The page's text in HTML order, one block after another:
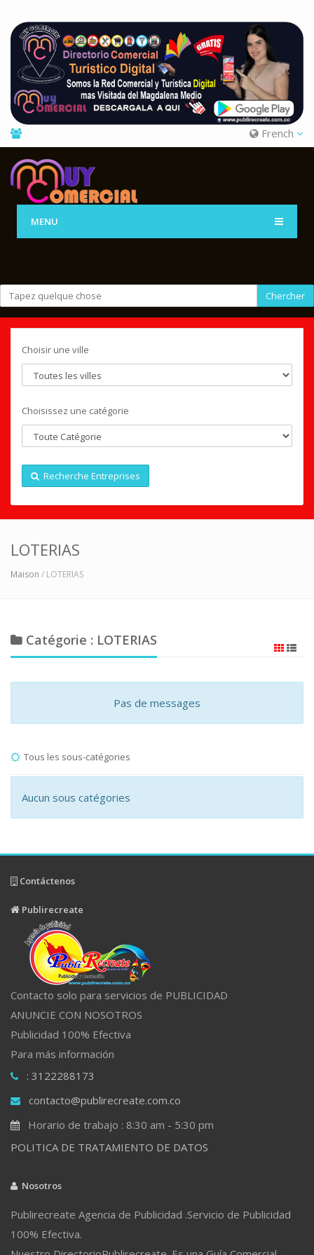
French
MENU
Chercher
Choisir une ville
Choisissez une catégorie
Recherche Entreprises
LOTERIAS
Maison / LOTERIAS
Catégorie : LOTERIAS
Pas de messages
Tous les sous-catégories
Aucun sous catégories
Contáctenos
Publirecreate
Contacto solo para servicios de PUBLICIDAD
ANUNCIE CON NOSOTROS
Publicidad 100% Efectiva
Para más información
: 3122288173
contacto@publirecreate.com.co
Horario de trabajo : 8:30 am - 5:30 pm
POLITICA DE TRATAMIENTO DE DATOS
Nosotros
Publirecreate Agencia de Publicidad .Servicio de Publicidad
100% Efectiva.